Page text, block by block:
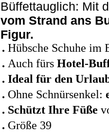
Büffettauglich: Mit
vom Strand ans
Figur.
Hübsche Schuhe im
Auch fürs Hotel-
Ideal für den
Ohne Schnürsenkel:
Schützt Ihre Füße
Größe 39